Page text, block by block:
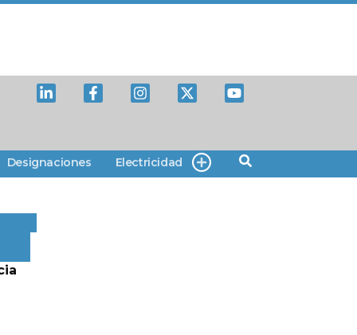
Designaciones Electricidad